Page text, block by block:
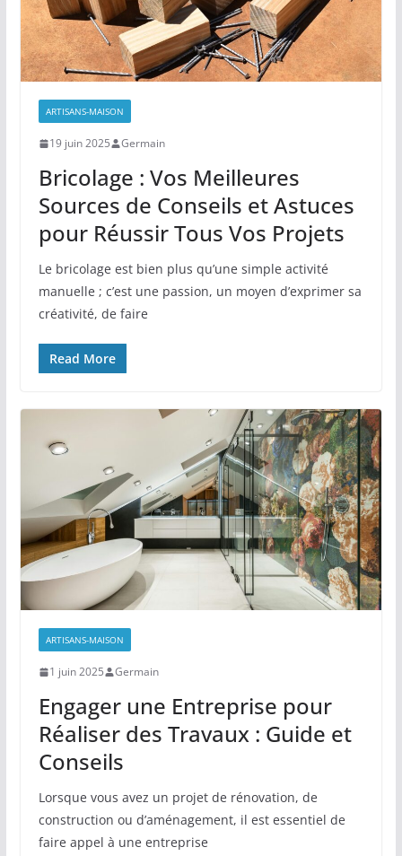
ARTISANS-MAISON
19 juin 2025 Germain
Bricolage : Vos Meilleures
Sources de Conseils et Astuces
pour Réussir Tous Vos Projets
Le bricolage est bien plus qu’une simple activité
manuelle ; c’est une passion, un moyen d’exprimer sa
créativité, de faire
Read More
ARTISANS-MAISON
1 juin 2025 Germain
Engager une Entreprise pour
Réaliser des Travaux : Guide et
Conseils
Lorsque vous avez un projet de rénovation, de
construction ou d’aménagement, il est essentiel de
faire appel à une entreprise